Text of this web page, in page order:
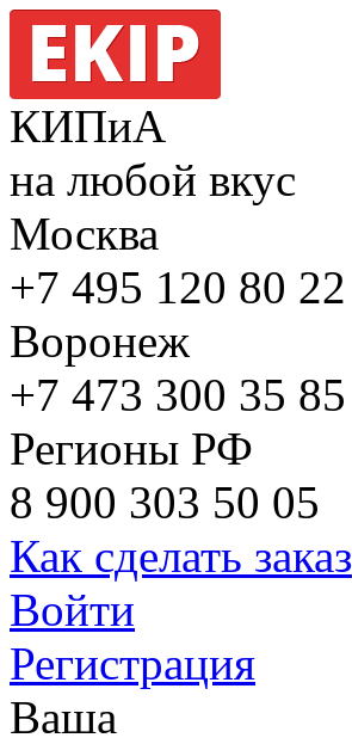
КИПиА
на любой вкус
Москва
+7 495 120 80 22
Воронеж
+7 473 300 35 85
Регионы РФ
8 900 303 50 05
Как сделать заказ
Войти
Регистрация
Ваша